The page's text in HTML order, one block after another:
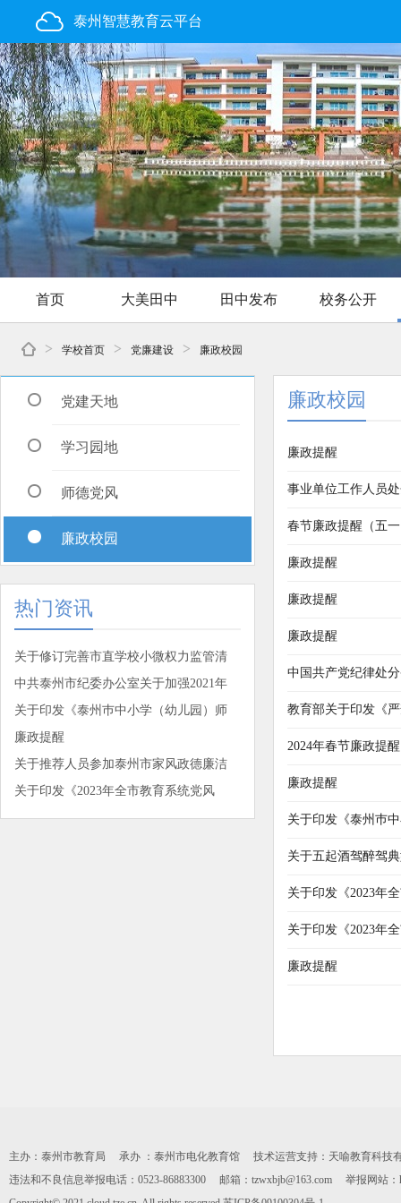
泰州智慧教育云平台
首页 大美田中 田中发布 校务公开
> 学校首页 > 党廉建设 > 廉政校园
党建天地
学习园地
师德党风
廉政校园
热门资讯
关于修订完善市直学校小微权力监管清
中共泰州市纪委办公室关于加强2021年
关于印发《泰州巿中小学（幼儿园）师
廉政提醒
关于推荐人员参加泰州市家风政德廉洁
关于印发《2023年全市教育系统党风
廉政校园
廉政提醒
事业单位工作人员
春节廉政提醒（五
廉政提醒
廉政提醒
廉政提醒
中国共产党纪律处
教育部关于印发《
2024年春节廉政提醒
廉政提醒
关于印发《泰州巿
关于五起酒驾醉驾
关于印发《2023年
关于印发《2023年
廉政提醒
主办：泰州市教育局 承办 ：泰州市电化教育馆 技术运营支持：天喻教育科技有
违法和不良信息举报电话：0523-86883300 邮箱：tzwxbjb@163.com 举报网站：